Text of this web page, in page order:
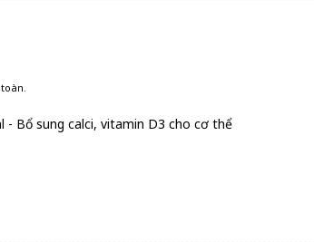
- Bổ sung calci, vitamin D3 cho cơ thể